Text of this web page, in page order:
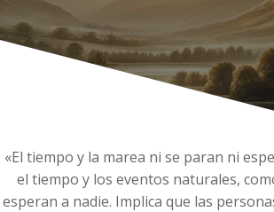
«El tiempo y la marea ni se paran ni
el tiempo y los eventos naturales,
esperan a nadie. Implica que las